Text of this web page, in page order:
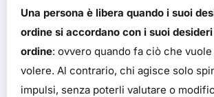
Una persona è libera quando i suoi
ordine si accordano con i suoi
ordine: ovvero quando fa ciò che vuole
volere. Al contrario, chi agisce solo
impulsi, senza poterli valutare o